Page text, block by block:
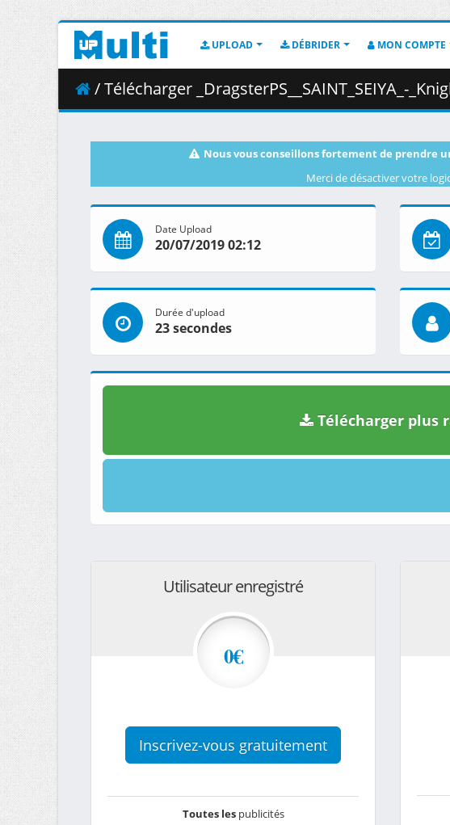
UPLOAD DÉBRIDER MON COMPTE
/ Télécharger _DragsterPS__SAINT_SEIYA_-
Nous vous conseillons fortement de prendre
Merci de désactiver votre
Date Upload
20/07/2019 02:12
Durée d'upload
23 secondes
Télécharger plus
Utilisateur enregistré
0€
Inscrivez-vous gratuitement
Toutes lespublicités